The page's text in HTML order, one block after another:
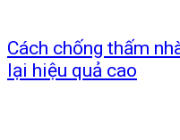
Cách chống thấm
lại hiệu quả cao